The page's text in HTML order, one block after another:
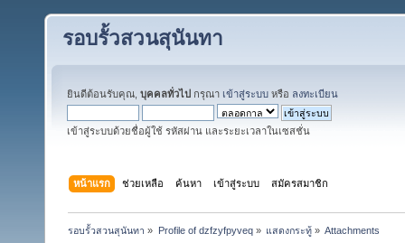
รอบรั้วสวนสุนันทา
ยินดีต้อนรับคุณ, บุคคลทั่วไป กรุณา เข้าสู่ระบบ หรือ ลงทะเบียน
เข้าสู่ระบบด้วยชื่อผู้ใช้ รหัสผ่าน และระยะเวลาในเซสชั่น
หน้าแรก ช่วยเหลือ ค้นหา เข้าสู่ระบบ สมัครสมาชิก
รอบรั้วสวนสุนันทา » Profile of dzfzyfpyveq» แสดงกระทู้» Attachments